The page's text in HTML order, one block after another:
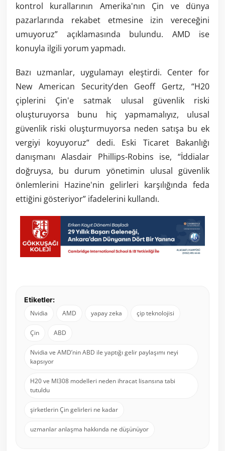
kontrol kurallarının Amerika'nın Çin ve dünya
pazarlarında rekabet etmesine izin vereceğini
umuyoruz” açıklamasında bulundu. AMD ise
konuyla ilgili yorum yapmadı.
Bazı uzmanlar, uygulamayı eleştirdi. Center for
New American Security’den Geoff Gertz, “H20
çiplerini Çin'e satmak ulusal güvenlik riski
oluşturuyorsa bunu hiç yapmamalıyız, ulusal
güvenlik riski oluşturmuyorsa neden satışa bu ek
vergiyi koyuyoruz” dedi. Eski Ticaret Bakanlığı
danışmanı Alasdair Phillips-Robins ise, “İddialar
doğruysa, bu durum yönetimin ulusal güvenlik
önlemlerini Hazine'nin gelirleri karşılığında feda
ettiğini gösteriyor” ifadelerini kullandı.
Etiketler:
Nvidia
AMD yapay zeka çip teknolojisi
Çin ABD
Nvidia ve AMD’nin ABD ile yaptığı gelir paylaşımı neyi
kapsıyor
H20 ve MI308 modelleri neden ihracat lisansına tabi
tutuldu
şirketlerin Çin gelirleri ne kadar
uzmanlar anlaşma hakkında ne düşünüyor